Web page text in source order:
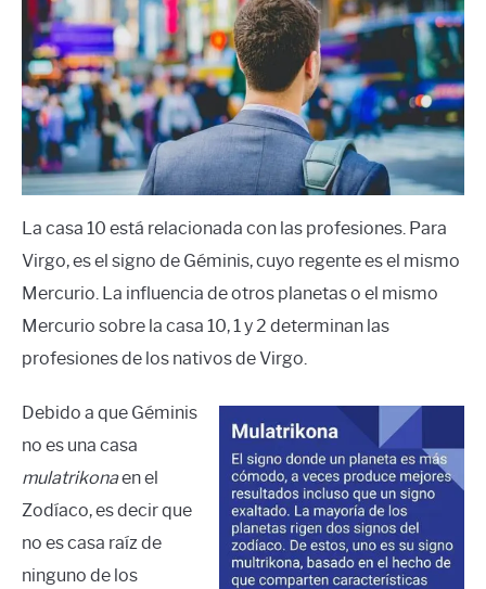
La casa 10 está relacionada con las profesiones. Para
Virgo, es el signo de Géminis, cuyo regente es el mismo
Mercurio. La influencia de otros planetas o el mismo
Mercurio sobre la casa 10, 1 y 2 determinan las
profesiones de los nativos de Virgo.
Debido a que Géminis
no es una casa
mulatrikonaen el
Zodíaco, es decir que
no es casa raíz de
ninguno de los